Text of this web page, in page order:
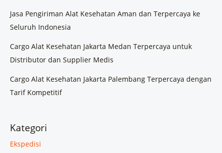
Jasa Pengiriman Alat Kesehatan Aman dan Terpercaya ke
Seluruh Indonesia
Cargo Alat Kesehatan Jakarta Medan Terpercaya untuk
Distributor dan Supplier Medis
Cargo Alat Kesehatan Jakarta Palembang Terpercaya dengan
Tarif Kompetitif
Kategori
Ekspedisi